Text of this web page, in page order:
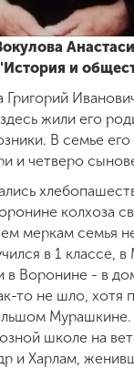
История и
жили его
В семье
и четверо
колхоза
меркам семья
в 1 классе,
в Воронине - в
то не шло, хотя
Мурашкине.
школе на
и Харлам,